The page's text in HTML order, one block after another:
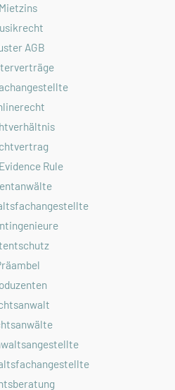
Mietzins
AGB
Rule